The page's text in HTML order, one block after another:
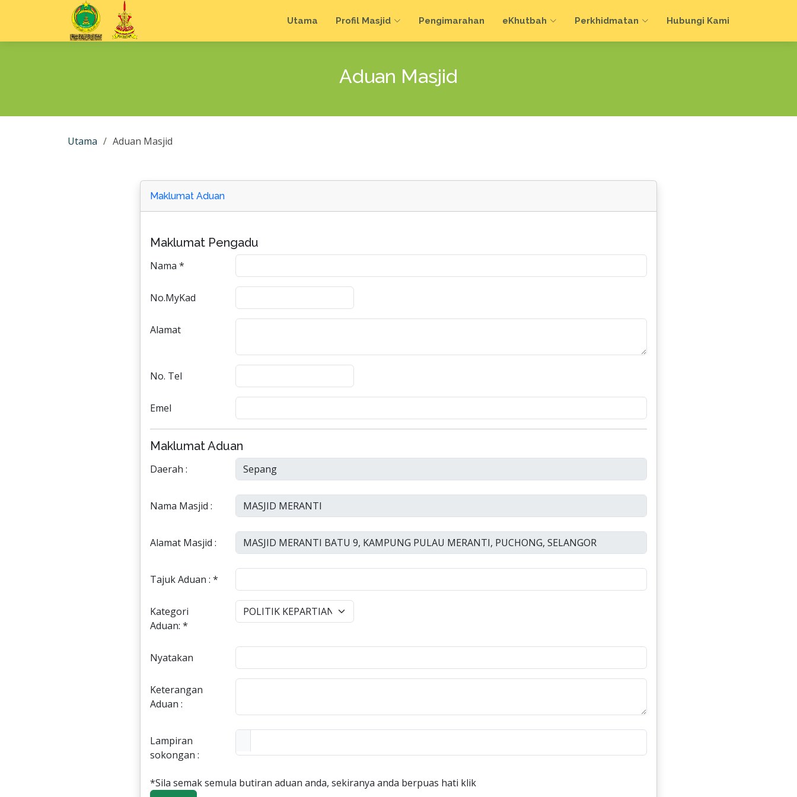
Utama Profil Masjid Pengimarahan eKhutbah Perkhidmatan Hubungi Kami
Aduan Masjid
Utama Aduan Masjid
Maklumat Aduan
Maklumat Pengadu
Nama *
No.MyKad
Alamat
No. Tel
Emel
Maklumat Aduan
Daerah :
Nama Masjid :
Alamat Masjid :
Tajuk Aduan : *
Kategori
Aduan: *
Nyatakan
Keterangan
Aduan :
Lampiran
sokongan :
*Sila semak semula butiran aduan anda, sekiranya anda berpuas hati klik